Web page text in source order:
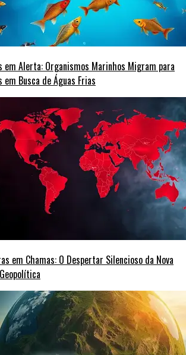
em Alerta: Organismos Marinhos Migram para
em Busca de Águas Frias
em Chamas: O Despertar Silencioso da Nova